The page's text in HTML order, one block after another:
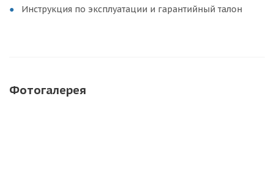
Инструкция по эксплуатации и гарантийный талон
Фотогалерея